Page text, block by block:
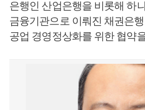
은행인 산업은행을 비롯해 하
금융기관으로 이뤄진 채권은
공업 경영정상화를 위한 협약